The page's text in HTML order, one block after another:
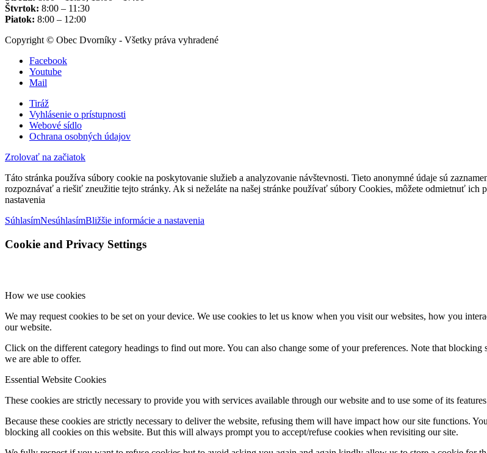
Štvrtok: 8:00 – 11:30
Piatok: 8:00 – 12:00
Copyright © Obec Dvorníky - Všetky práva vyhradené
Facebook
Youtube
Mail
Tiráž
Vyhlásenie o prístupnosti
Webové sídlo
Ochrana osobných údajov
Zrolovať na začiatok
Táto stránka používa súbory cookie na poskytovanie služieb a analyzovanie návštevnosti. Tieto anonymné údaje sú
rozpoznávať a riešiť zneužitie tejto stránky. Ak si neželáte na našej stránke používať súbory Cookies, môžete odmietnuť
nastavenia
SúhlasímNesúhlasímBližšie informácie a nastavenia
Cookie and Privacy Settings
How we use cookies
We may request cookies to be set on your device. We use cookies to let us know when you visit our websites, how you
our website.
Click on the different category headings to find out more. You can also change some of your preferences. Note that
we are able to offer.
Essential Website Cookies
These cookies are strictly necessary to provide you with services available through our website and to use some of its
Because these cookies are strictly necessary to deliver the website, refusing them will have impact how our site functions.
blocking all cookies on this website. But this will always prompt you to accept/refuse cookies when revisiting our site.